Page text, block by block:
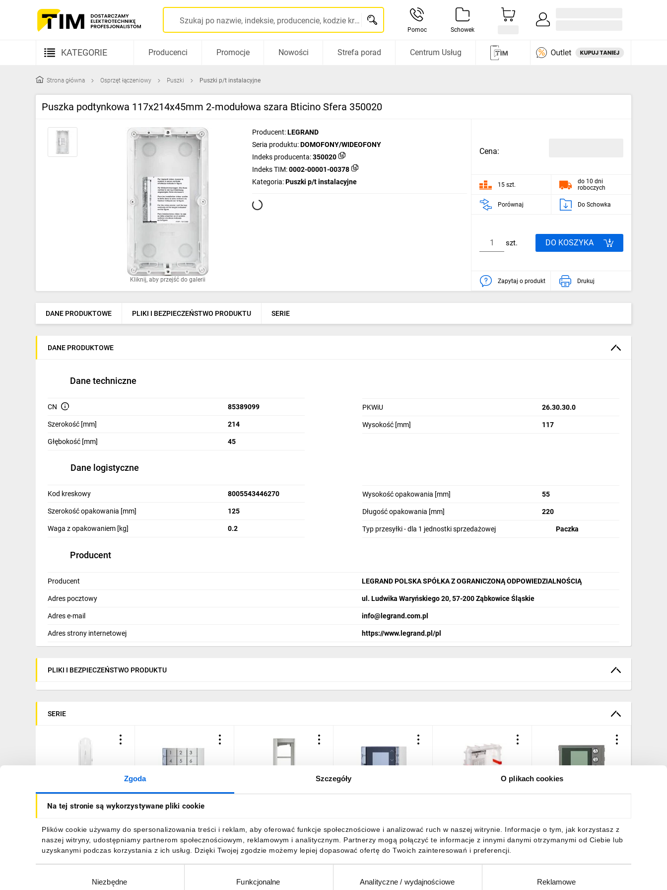
Zgoda Szczegóły O plikach cookies
Na tej stronie są wykorzystywane pliki cookie
Plików cookie używamy do spersonalizowania treści i reklam, aby oferować funkcje społecznościowe i analizować ruch w naszej witrynie. Informacje o tym, jak korzystasz z
naszej witryny, udostępniamy partnerom społecznościowym, reklamowym i analitycznym. Partnerzy mogą połączyć te informacje z innymi danymi otrzymanymi od Ciebie lub
uzyskanymi podczas korzystania z ich usług. Dzięki Twojej zgodzie możemy lepiej dopasować ofertę do Twoich zainteresowań i preferencji.
Niezbędne Funkcjonalne Analityczne / wydajnościowe Reklamowe
Szukaj po nazwie, indeksie, producencie, kodzie kreskowym...
Pomoc Schowek
KATEGORIE
Kable i przewody
Rozdzielnice i obudowy
Elementy prowadzenia kabli
Fotowoltaika
Ogrzewanie
Elektronarzędzia i mierniki
Dom i ogród
Odzież ochronna i BHP
Inne
Budowa i Remont
Elektronika
Smart home
Wentylacja i rekuperacja
Producenci Promocje Nowości Strefa porad Centrum Usług
Strona główna Osprzęt łączeniowy Puszki Puszki p/t instalacyjne
Puszka podtynkowa 117x214x45mm 2‑modułowa szara Bticino Sfera 350020
Kliknij, aby przejść do galerii
Producent:LEGRAND
Seria produktu:DOMOFONY/WIDEOFONY
Indeks producenta:350020
Indeks TIM:0002-00001-00378
Kategoria:Puszki p/t instalacyjne
Cena:
15 szt.
do 10 dni
roboczych
Porównaj Do Schowka
szt. DO KOSZYKA
Zapytaj o produkt Drukuj
DANE PRODUKTOWE PLIKI I BEZPIECZEŃSTWO PRODUKTU SERIE
DANE PRODUKTOWE
Dane techniczne
CN 85389099
Szerokość [mm] 214
Głębokość [mm] 45
PKWiU 26.30.30.0
Wysokość [mm] 117
Dane logistyczne
Kod kreskowy 8005543446270
Szerokość opakowania [mm] 125
Waga z opakowaniem [kg] 0.2
Wysokość opakowania [mm] 55
Długość opakowania [mm] 220
Typ przesyłki - dla 1 jednostki sprzedażowej Paczka
Producent
Producent LEGRAND POLSKA SPÓŁKA Z OGRANICZONĄ ODPOWIEDZIALNOŚCIĄ
Adres pocztowy ul. Ludwika Waryńskiego 20, 57-200 Ząbkowice Śląskie
Adres e-mail info@legrand.com.pl
Adres strony internetowej https://www.legrand.pl/pl
PLIKI I BEZPIECZEŃSTWO PRODUKTU
SERIE
Domofon 18-27V DC ECO
SN 344242
197,67 zł brutto
Axolute plakietka
modułowa klawiatury
363,08 złbrutto
350231
508,31 złbrutto 169,43 złbrutto 60,52 zł brutto 242,05 zł brutto